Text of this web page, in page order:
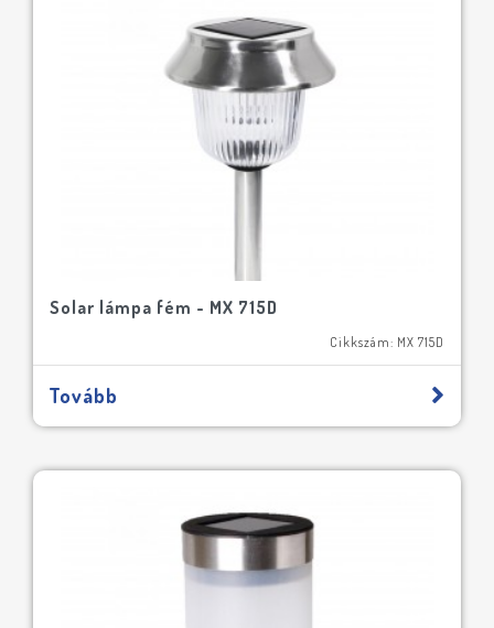
Solar lámpa fém - MX 715D
Cikkszám: MX 715D
Tovább